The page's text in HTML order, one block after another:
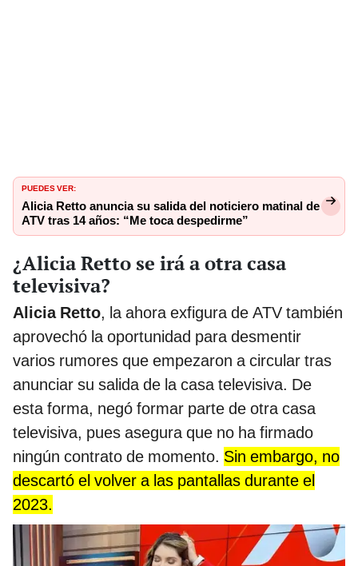
PUEDES VER:
Alicia Retto anuncia su salida del noticiero matinal de
ATV tras 14 años: “Me toca despedirme”
¿Alicia Retto se irá a otra casa
televisiva?
Alicia Retto, la ahora exfigura de ATV también
aprovechó la oportunidad para desmentir
varios rumores que empezaron a circular tras
anunciar su salida de la casa televisiva. De
esta forma, negó formar parte de otra casa
televisiva, pues asegura que no ha firmado
ningún contrato de momento. Sin embargo, no
descartó el volver a las pantallas durante el
2023.